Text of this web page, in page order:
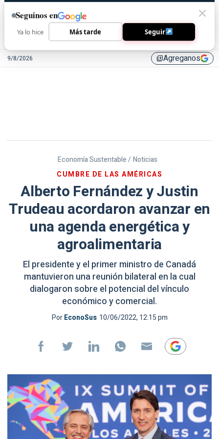
9/8/2026 library_addAgreganos
Economía Sustentable / Noticias
CUMBRE DE LAS AMÉRICAS
Alberto Fernández y Justin
Trudeau acordaron avanzar en
una agenda energética y
agroalimentaria
El presidente y el primer ministro de Canadá
mantuvieron una reunión bilateral en la cual
dialogaron sobre el potencial del vínculo
económico y comercial.
PorEconoSus 10/06/2022, 12:15 pm
Seguinos en
Ya lo hice Más tarde Seguir